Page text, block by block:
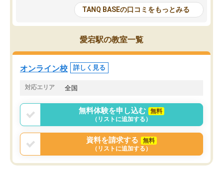
大学生の目だけでなく、数人の大人に
も目を通して頂ける。そのため多くの
意見を聞くことができ、より良いもの
を推敲することが可能だ。
どの人も優しく、親身に接してくださ
るのでやる気も出て、良かったで
す！！
総合型選抜対策として志
接・小論文などの技術指
ション内容になっていま
を社会人として働いてい
標を見つける事が出来ま
TANQ BASEの口コミをもっとみる
愛宕駅の教室一覧
オンライン校 詳しく見る
対応エリア 全国
無料体験を申し込む
無料
（リストに追加する）
資料を請求する
無料
（リストに追加する）